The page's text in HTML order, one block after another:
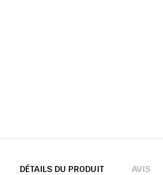
DÉTAILS DU PRODUIT AVIS